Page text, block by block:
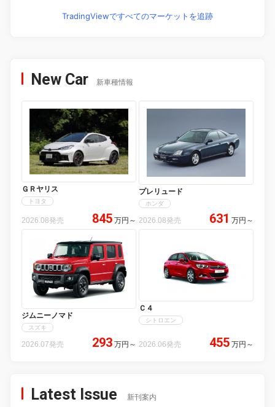
TradingViewですべてのマーケットを追跡
New Car 新車種情報
ＧＲヤリス
トヨタ
2026.08発売 845 万円 ～
プレリュード
ホンダ
2026.08発売 631 万円 ～
ジムニーノマド
スズキ
2026.07発売 293 万円 ～
Ｃ４
シトロエン
2026.06発売 455 万円 ～
Latest Issue 新刊案内